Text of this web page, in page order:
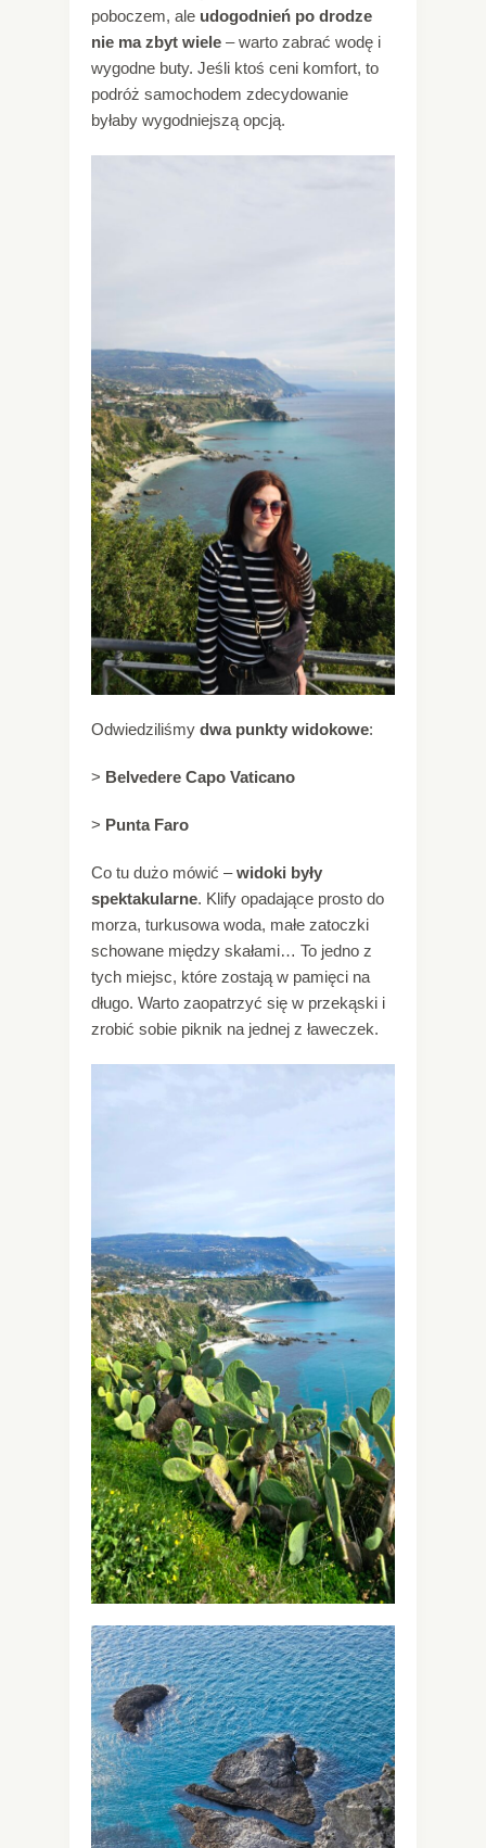
poboczem, ale udogodnień po drodze
nie ma zbyt wiele – warto zabrać wodę i
wygodne buty. Jeśli ktoś ceni komfort, to
podróż samochodem zdecydowanie
byłaby wygodniejszą opcją.
Odwiedziliśmy dwa punkty widokowe:
> Belvedere Capo Vaticano
> Punta Faro
Co tu dużo mówić –widoki były
spektakularne. Klify opadające prosto do
morza, turkusowa woda, małe zatoczki
schowane między skałami… To jedno z
tych miejsc, które zostają w pamięci na
długo. Warto zaopatrzyć się w przekąski i
zrobić sobie piknik na jednej z ławeczek.